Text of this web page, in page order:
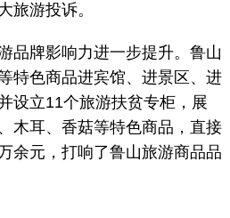
旅游投诉。
牌影响力进一步提升。鲁山
特色商品进宾馆、进景区、进
设立11个旅游扶贫专柜，展
木耳、香菇等特色商品，直接
余元，打响了鲁山旅游商品品